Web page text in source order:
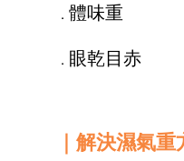
． 體味重
． 眼乾目赤
｜解決濕氣重